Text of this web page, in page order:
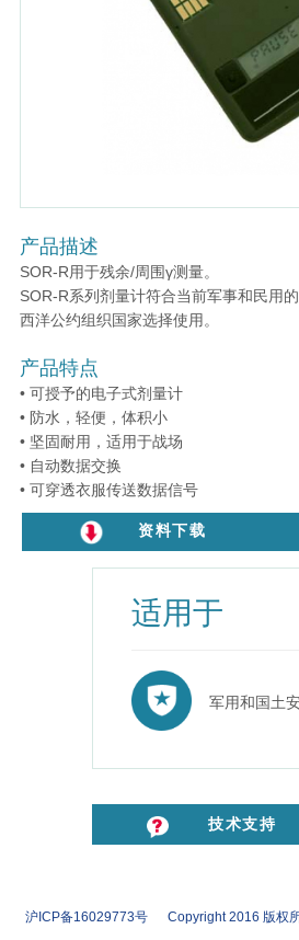
产品描述
SOR-R用于残余/周围γ测量。
SOR-R系列剂量计符合当前军事和民用
西洋公约组织国家选择使用。
产品特点
• 可授予的电子式剂量计
• 防水，轻便，体积小
• 坚固耐用，适用于战场
• 自动数据交换
• 可穿透衣服传送数据信号
资料下载
适用于
军用和国土
技术支持
沪ICP备16029773号 Copyright 2016 版权